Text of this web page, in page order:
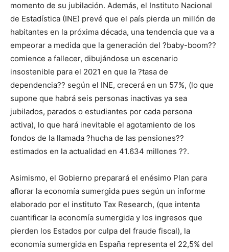
momento de su jubilación. Además, el Instituto Nacional
de Estadística (INE) prevé que el país pierda un millón de
habitantes en la próxima década, una tendencia que va a
empeorar a medida que la generación del ?baby-boom??
comience a fallecer, dibujándose un escenario
insostenible para el 2021 en que la ?tasa de
dependencia?? según el INE, crecerá en un 57%, (lo que
supone que habrá seis personas inactivas ya sea
jubilados, parados o estudiantes por cada persona
activa), lo que hará inevitable el agotamiento de los
fondos de la llamada ?hucha de las pensiones??
estimados en la actualidad en 41.634 millones ??.
Asimismo, el Gobierno preparará el enésimo Plan para
aflorar la economía sumergida pues según un informe
elaborado por el instituto Tax Research, (que intenta
cuantificar la economía sumergida y los ingresos que
pierden los Estados por culpa del fraude fiscal), la
economía sumergida en España representa el 22,5% del